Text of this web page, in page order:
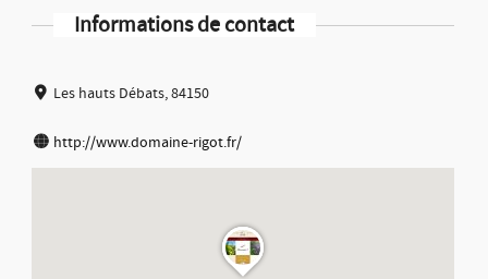
Informations de contact
Les hauts Débats, 84150
http://www.domaine-rigot.fr/